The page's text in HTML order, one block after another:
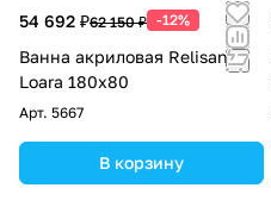
54 692 ₽62 150 ₽ -12%
Ванна акриловая Relisan
Loara 180х80
Арт. 5667
В корзину